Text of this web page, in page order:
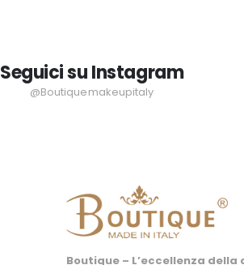
Seguici su Instagram
@Boutiquemakeupitaly
Boutique – L’eccellenza